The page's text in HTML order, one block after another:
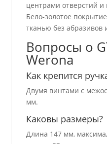
центрами отверстий
Бело-золотое
тканью без абразивов
Вопросы о
Werona
Как крепится
Двумя винтами с
мм.
Каковы размеры?
Длина 147 мм,